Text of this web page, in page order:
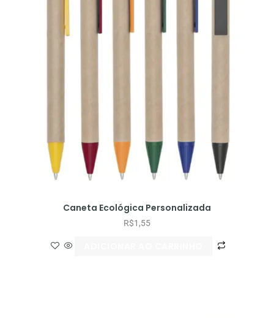
Caneta Ecológica Personalizada
R$1,55